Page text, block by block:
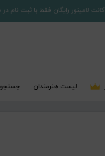
لیست هنرمندان جستجو